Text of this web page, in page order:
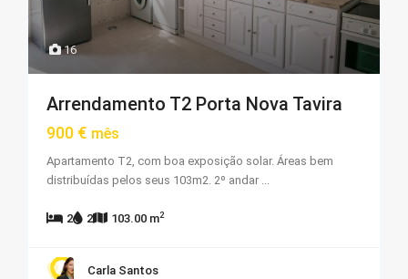
16
Arrendamento T2 Porta Nova Tavira
900 € mês
Apartamento T2, com boa exposição solar. Áreas bem
distribuídas pelos seus 103m2. 2º andar ...
2 2 103.00 m2
Carla Santos